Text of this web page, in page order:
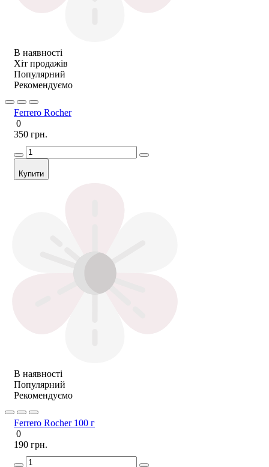
В наявності
Хіт продажів
Популярний
Рекомендуємо
Ferrero Rocher
0
350 грн.
Купити
В наявності
Популярний
Рекомендуємо
Ferrero Rocher 100 г
0
190 грн.